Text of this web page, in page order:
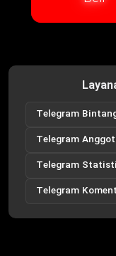
Telegram
Telegram
Telegram
Telegram